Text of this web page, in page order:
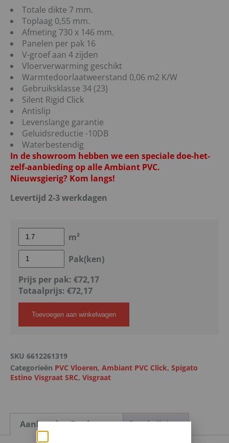
Totale dikte 7 mm.
Toplaag 0,55 mm.
Afmeting 730 x 146 mm.
Panelen per pak 16
V-groef aan 4 zijden
Vloerverwarming geschikt
Warmtedoorlaatweerstand 0,06 m2 K/W
Gebruiksklasse 34 (23)
Silent Rigid Click
Antislip
Levenslange garantie
Geluidsreductie -10DB
Waterbestendig
In de showroom hebben we een speciale doe-het-
zelf-aanbieding op alle Ambiant PVC.
Nieuwsgierig? Kom langs!
Levertijd 2-3 werkdagen
m²
Pak(ken)
Prijs per pak: €72,17
Totaalprijs: €72,17
Toevoegen aan winkelwagen
SKU 6612261319
Categorieën PVC Vloeren, Ambiant PVC Click, Spigato
Estino Visgraat SRC, Visgraat
Aanbevolen Producten Beschrijving